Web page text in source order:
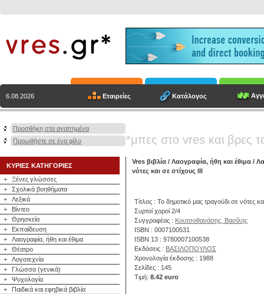
6.08.2026 Εταιρείες Κατάλογος
Προσθήκη στα αγαπημένα
Προωθήστε σε ένα φίλο
*μπες στο vres και βρες
ΚΥΡΙΕΣ ΚΑΤΗΓΟΡΙΕΣ
+
Ξένες γλώσσες
+
Σχολικά βοηθήματα
+
Λεξικά
+
Βίντεο
+
Θρησκεία
+
Εκπαίδευση
+
Λαογραφία, ήθη και έθιμα
+
Θέατρο
+
Λογοτεχνία
+
Γλώσσα (γενικά)
+
Ψυχολογία
+
Παιδικά και εφηβικά βιβλία
Vres βιβλία / Λαογραφία, ήθη και έθιμα /
νότες και σε στίχους ΙΙΙ
Τίτλος : Το δημοτικό μας τραγούδι σε νότες
Συρτοί χοροί 2/4
Συγγραφέας : Κουτσοθανάσης, Βασίλης
ISBN : 0007100531
ISBN 13 : 9780007100538
Εκδόσεις : ΒΑΣΙΛΟΠΟΥΛΟΣ
Χρονολογία έκδοσης : 1988
Σελίδες : 145
Τιμή: 8.42 euro